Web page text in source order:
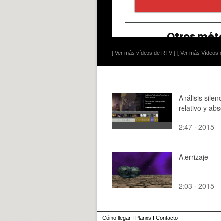
[ Ver más vídeos de RTV ] [ Ver más Vídeos
Análisis
relativo y
2:47 · 2015
Aterrizaje
2:03 · 2015
Cómo llegar I Planos I Contacto